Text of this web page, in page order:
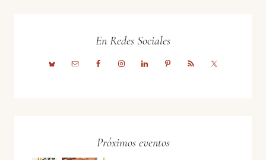
En Redes Sociales
Próximos eventos